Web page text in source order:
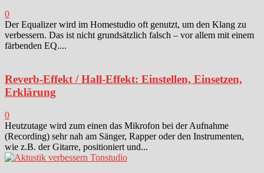
0
Der Equalizer wird im Homestudio oft genutzt, um den Klang zu
verbessern. Das ist nicht grundsätzlich falsch – vor allem mit einem
färbenden EQ....
Reverb-Effekt / Hall-Effekt: Einstellen, Einsetzen,
Erklärung
0
Heutzutage wird zum einen das Mikrofon bei der Aufnahme
(Recording) sehr nah am Sänger, Rapper oder den Instrumenten,
wie z.B. der Gitarre, positioniert und...